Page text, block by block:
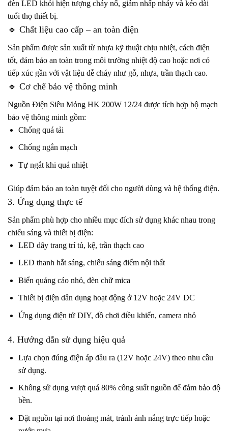
đèn LED khỏi hiện tượng cháy nổ, giảm nhấp nháy và kéo dài
tuổi thọ thiết bị.
🔹 Chất liệu cao cấp – an toàn điện
Sản phẩm được sản xuất từ nhựa kỹ thuật chịu nhiệt, cách điện
tốt, đảm bảo an toàn trong môi trường nhiệt độ cao hoặc nơi có
tiếp xúc gần với vật liệu dễ cháy như gỗ, nhựa, trần thạch cao.
🔹 Cơ chế bảo vệ thông minh
Nguồn Điện Siêu Mỏng HK 200W 12/24 được tích hợp bộ mạch
bảo vệ thông minh gồm:
Chống quá tải
Chống ngắn mạch
Tự ngắt khi quá nhiệt
Giúp đảm bảo an toàn tuyệt đối cho người dùng và hệ thống điện.
3. Ứng dụng thực tế
Sản phẩm phù hợp cho nhiều mục đích sử dụng khác nhau trong
chiếu sáng và thiết bị điện:
LED dây trang trí tủ, kệ, trần thạch cao
LED thanh hắt sáng, chiếu sáng điểm nội thất
Biển quảng cáo nhỏ, đèn chữ mica
Thiết bị điện dân dụng hoạt động ở 12V hoặc 24V DC
Ứng dụng điện tử DIY, đồ chơi điều khiển, camera nhỏ
4. Hướng dẫn sử dụng hiệu quả
Lựa chọn đúng điện áp đầu ra (12V hoặc 24V) theo nhu cầu
sử dụng.
Không sử dụng vượt quá 80% công suất nguồn để đảm bảo độ
bền.
Đặt nguồn tại nơi thoáng mát, tránh ánh nắng trực tiếp hoặc